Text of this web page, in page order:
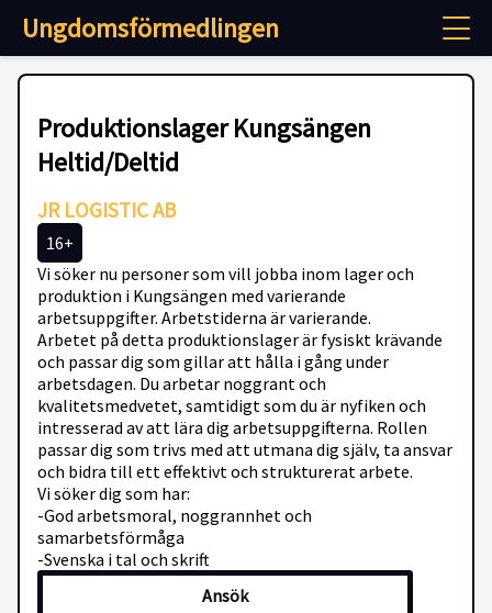
Ungdomsförmedlingen
Produktionslager Kungsängen
Heltid/Deltid
JR LOGISTIC AB
16+
Vi söker nu personer som vill jobba inom lager och
produktion i Kungsängen med varierande
arbetsuppgifter. Arbetstiderna är varierande.
Arbetet på detta produktionslager är fysiskt krävande
och passar dig som gillar att hålla i gång under
arbetsdagen. Du arbetar noggrant och
kvalitetsmedvetet, samtidigt som du är nyfiken och
intresserad av att lära dig arbetsuppgifterna. Rollen
passar dig som trivs med att utmana dig själv, ta ansvar
och bidra till ett effektivt och strukturerat arbete.
Vi söker dig som har:
-God arbetsmoral, noggrannhet och
samarbetsförmåga
-Svenska i tal och skrift
Ansök